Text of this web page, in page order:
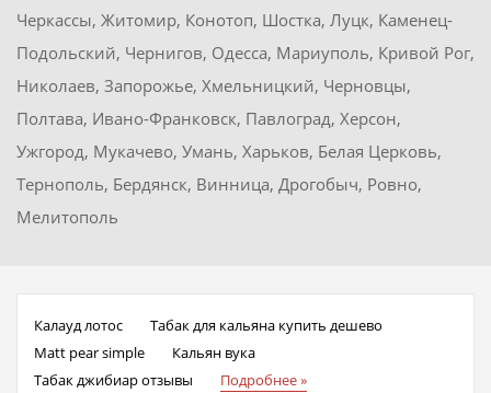
Черкассы, Житомир, Конотоп, Шостка, Луцк, Каменец-
Подольский, Чернигов, Одесса, Мариуполь, Кривой Рог,
Николаев, Запорожье, Хмельницкий, Черновцы,
Полтава, Ивано-Франковск, Павлоград, Херсон,
Ужгород, Мукачево, Умань, Харьков, Белая Церковь,
Тернополь, Бердянск, Винница, Дрогобыч, Ровно,
Мелитополь
Калауд лотос
Табак для кальяна купить дешево
Matt pear simple
Кальян вука
Табак джибиар отзывы
Подробнее »